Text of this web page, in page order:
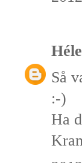
Så
:-)
Ha